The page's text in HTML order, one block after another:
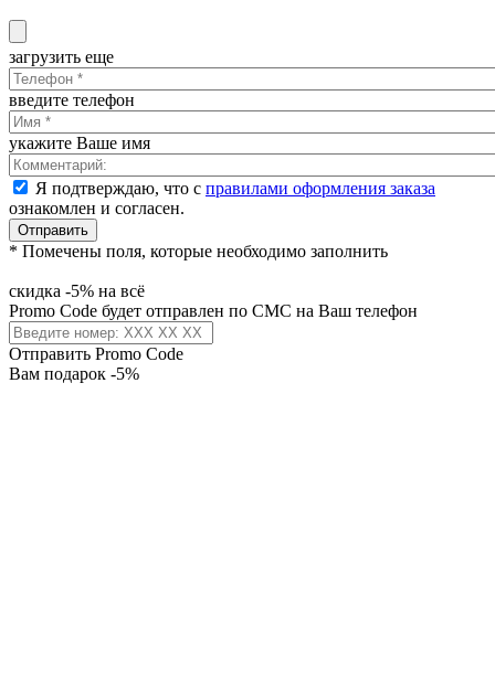
загрузить еще
введите телефон
укажите Ваше имя
Я подтверждаю, что с правилами оформления заказа
ознакомлен и согласен.
Отправить
* Помечены поля, которые необходимо заполнить
скидка -5% на всё
Promo Code будет отправлен по СМС на Ваш телефон
Отправить Promo Code
Вам подарок -5%